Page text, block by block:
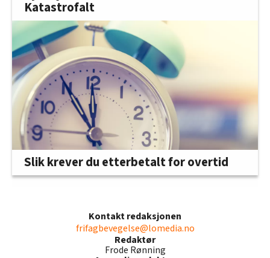
Katastrofalt
Slik krever du etterbetalt for overtid
Kontakt redaksjonen
frifagbevegelse@lomedia.no
Redaktør
Frode Rønning